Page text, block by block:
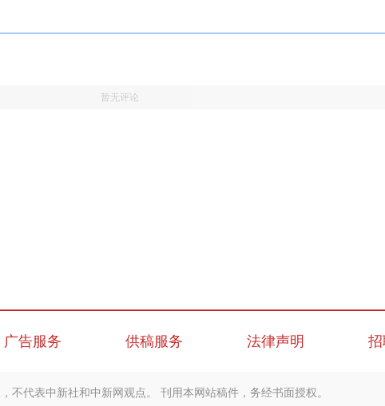
暂无评论
广告服务 供稿服务 法律声明
不代表中新社和中新网观点。 刊用本网站稿件，务经书面授权。